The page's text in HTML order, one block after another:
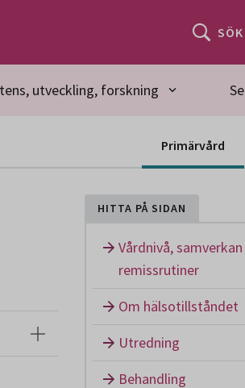
SÖK
utveckling, forskning
Primärvård
HITTA PÅ SIDAN
Vårdnivå,
remissrutiner
Om hälsotillståndet
Utredning
Behandling